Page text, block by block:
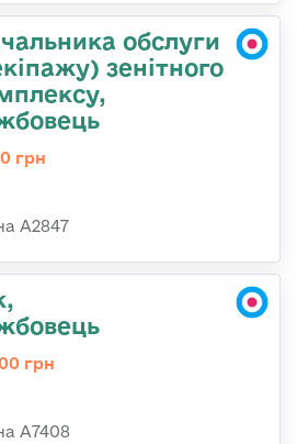
обслуги
зенітного
грн
А2847
грн
А7408